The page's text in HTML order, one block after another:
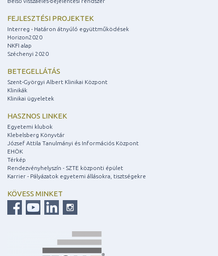
FEJLESZTÉSI PROJEKTEK
Interreg - Határon átnyúló együttműködések
Horizon2020
NKFI alap
Széchenyi 2020
BETEGELLÁTÁS
Szent-Györgyi Albert Klinikai Központ
Klinikák
Klinikai ügyeletek
HASZNOS LINKEK
Egyetemi klubok
Klebelsberg Könyvtár
József Attila Tanulmányi és Információs Központ
EHÖK
Térkép
Rendezvényhelyszín - SZTE központi épület
Karrier - Pályázatok egyetemi állásokra, tisztségekre
KÖVESS MINKET